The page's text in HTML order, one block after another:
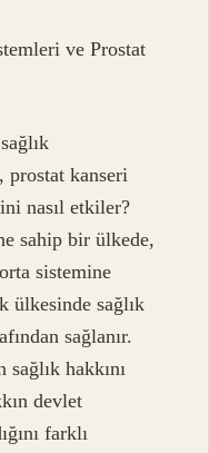
ve Prostat
prostat kanseri
nasıl etkiler?
sahip bir ülkede,
sistemine
ülkesinde sağlık
sağlanır.
hakkını
devlet
farklı